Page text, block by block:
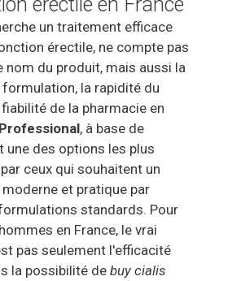
un traitement efficace
érectile, ne compte pas
nom du produit, mais aussi la
la rapidité du
de la pharmacie en
, à base de
une des options les plus
ceux qui souhaitent un
et pratique par
standards. Pour
en France, le vrai
pas seulement l'efficacité
la possibilité de buy cialis